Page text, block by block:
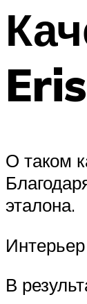
О таком
эталона.
В